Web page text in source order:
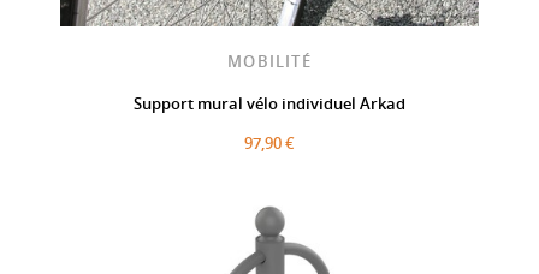
MOBILITÉ
Support mural vélo individuel Arkad
97,90 €